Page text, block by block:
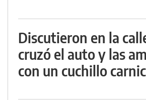
Discutieron en la
cruzó el auto y las
con un cuchillo